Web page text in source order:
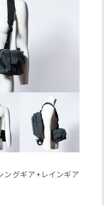
ングギア+レインギア